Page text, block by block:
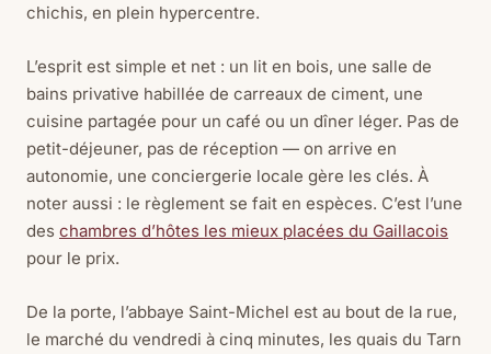
chichis, en plein hypercentre.
L’esprit est simple et net : un lit en bois, une salle de
bains privative habillée de carreaux de ciment, une
cuisine partagée pour un café ou un dîner léger. Pas de
petit-déjeuner, pas de réception — on arrive en
autonomie, une conciergerie locale gère les clés. À
noter aussi : le règlement se fait en espèces. C’est l’une
des chambres d’hôtes les mieux placées du Gaillacois
pour le prix.
De la porte, l’abbaye Saint-Michel est au bout de la rue,
le marché du vendredi à cinq minutes, les quais du Tarn